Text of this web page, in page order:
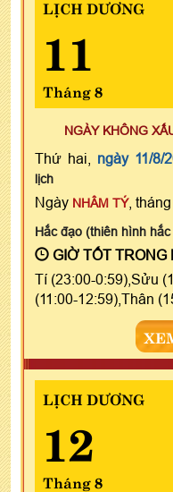
LỊCH DƯƠNG
11
Tháng 8
NGÀY KHÔNG
Thứ hai, ngày 11/8/
lịch
Ngày NHÂM TÝ, tháng
Hắc đạo (thiên hình
GIỜ TỐT TRONG
Tí (23:00-0:59),Sửu
(11:00-12:59),Thân
LỊCH DƯƠNG
12
Tháng 8